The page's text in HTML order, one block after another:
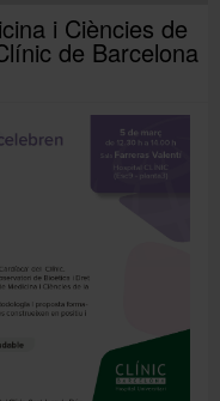
i Ciències de
de Barcelona